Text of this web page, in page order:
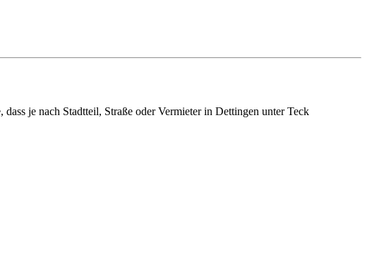
je nach Stadtteil, Straße oder Vermieter in Dettingen unter Teck